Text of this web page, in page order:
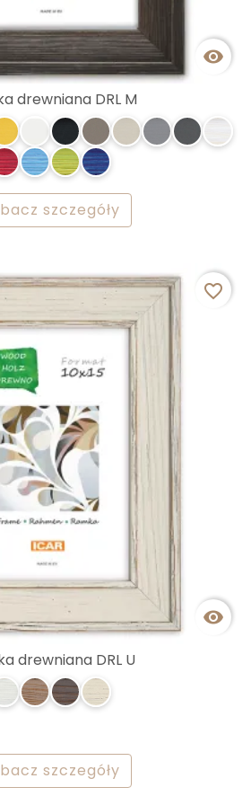

drewniana DRL M
szczegóły

favorite_border
drewniana DRL U
szczegóły